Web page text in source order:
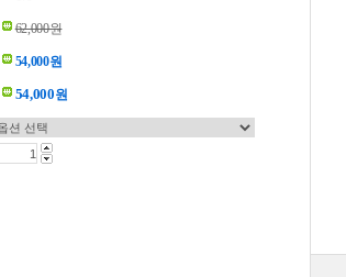
62,000원
54,000원
54,000원